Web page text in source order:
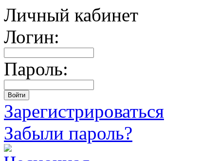
Личный кабинет
Логин:
Пароль:
Зарегистрироваться
Забыли пароль?